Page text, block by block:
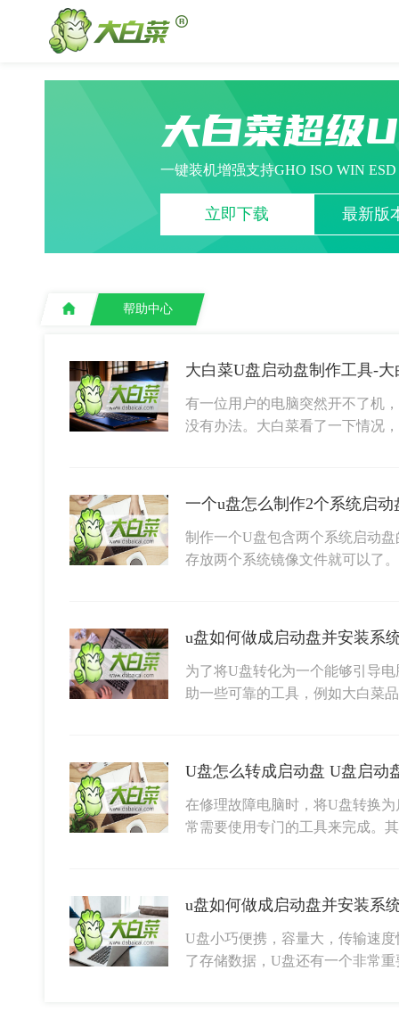
大白菜超级
一键装机增强支持GHO ISO WIN
立即下载 最新版
帮助中心
大白菜U盘启动盘制作工具-
有一位用户的电脑突然开不了机
没有办法。大白菜看了一下情况
一个u盘怎么制作2个系统启动
制作一个U盘包含两个系统启动
存放两个系统镜像文件就可以了
u盘如何做成启动盘并安装系
为了将U盘转化为一个能够引导
助一些可靠的工具，例如大白菜
U盘怎么转成启动盘 U盘启动
在修理故障电脑时，将U盘转换
常需要使用专门的工具来完成。
u盘如何做成启动盘并安装系
U盘小巧便携，容量大，传输速
了存储数据，U盘还有一个非常